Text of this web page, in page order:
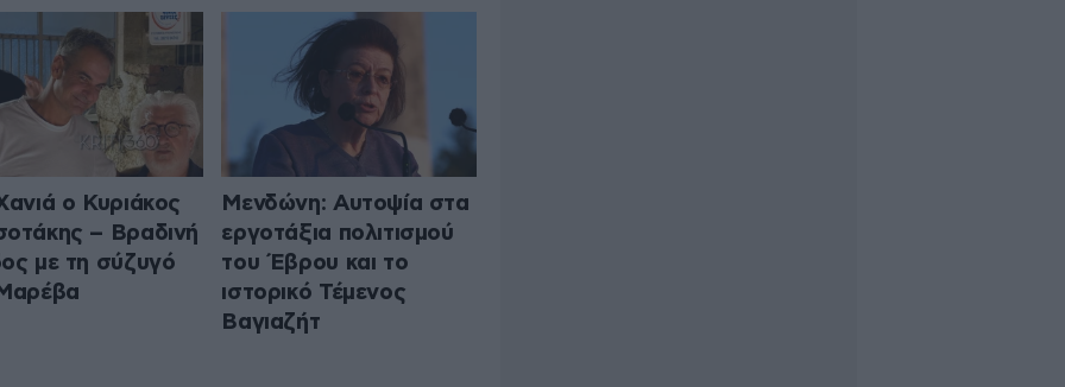
ο Κυριάκος
– Βραδινή
με τη σύζυγό
Μενδώνη: Αυτοψία στα
εργοτάξια πολιτισμού
του Έβρου και το
ιστορικό Τέμενος
Βαγιαζήτ